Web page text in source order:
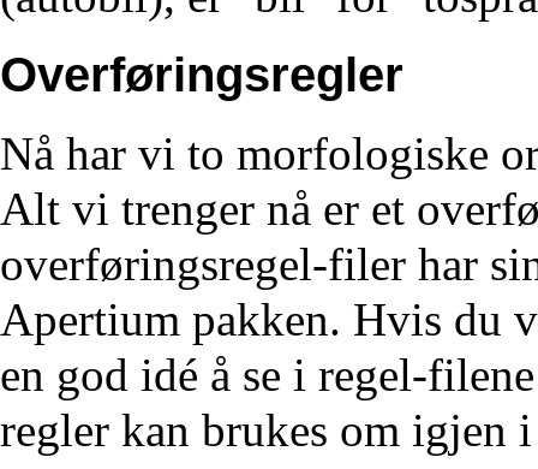
Overføringsregler
Nå har vi to morfologiske
Alt vi trenger nå er et
overføringsregel-filer har
Apertium pakken. Hvis du
en god idé å se i regel-
regler kan brukes om igjen